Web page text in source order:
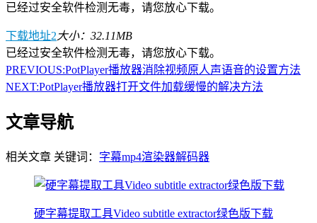
已经过安全软件检测无毒，请您放心下载。
下载地址2 大小：32.11MB
已经过安全软件检测无毒，请您放心下载。
PREVIOUS:PotPlayer播放器消除视频原人声语音的设置方法
NEXT:PotPlayer播放器打开文件加载缓慢的解决方法
文章导航
相关文章 关键词： 字幕mp4渲染器解码器
硬字幕提取工具Video subtitle extractor绿色版下载